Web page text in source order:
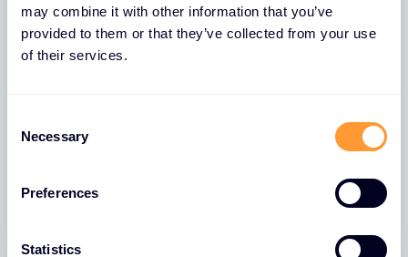
may combine it with other information that you’ve
provided to them or that they’ve collected from your use
of their services.
Necessary
Preferences
Statistics
NACHRICHTEN
Jahres 2025“ ausgezeichnet